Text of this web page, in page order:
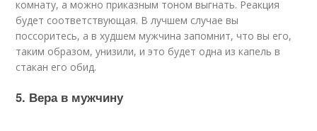
комнату, а можно приказным тоном выгнать. Реакция
будет соответствующая. В лучшем случае вы
поссоритесь, а в худшем мужчина запомнит, что вы его,
таким образом, унизили, и это будет одна из капель в
стакан его обид.
5. Вера в мужчину